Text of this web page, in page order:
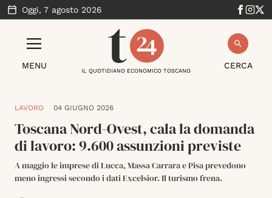
Oggi, 7 agosto 2026
MENU CERCA
IL QUOTIDIANO ECONOMICO TOSCANO
LAVORO 04 GIUGNO 2026
Toscana Nord-Ovest, cala la domanda
di lavoro: 9.600 assunzioni previste
A maggio le imprese di Lucca, Massa Carrara e Pisa prevedono
meno ingressi secondo i dati Excelsior. Il turismo frena.